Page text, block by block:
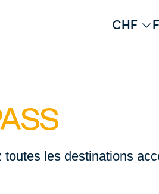
Change
les destinations